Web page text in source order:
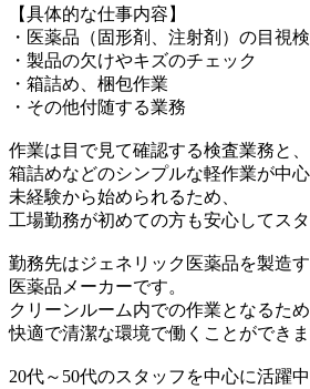
【具体的な仕事内容】
・医薬品（固形剤、注射剤）の目視
・製品の欠けやキズのチェック
・箱詰め、梱包作業
・その他付随する業務
作業は目で見て確認する検査業務と、
箱詰めなどのシンプルな軽作業が中心
未経験から始められるため、
工場勤務が初めての方も安心してスタ
勤務先はジェネリック医薬品を製造
医薬品メーカーです。
クリーンルーム内での作業となるため
快適で清潔な環境で働くことができま
20代～50代のスタッフを中心に活躍中